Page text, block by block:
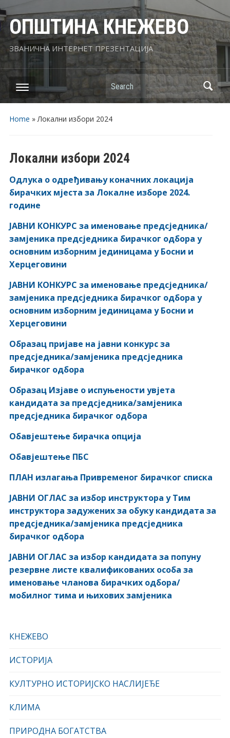
ОПШТИНА КНЕЖЕВО
ЗВАНИЧНА ИНТЕРНЕТ ПРЕЗЕНТАЦИЈА
Search
Home »Локални избори 2024
КНЕЖЕВО
ИСТОРИЈА
КУЛТУРНО ИСТОРИЈСКО НАСЛИЈЕЂЕ
КЛИМА
ПРИРОДНА БОГАТСТВА
Локални избори 2024
Одлука о одређивању коначних локација
бирачких мјеста за Локалне изборе 2024.
године
ЈАВНИ КОНКУРС за именовање предсједника/
замјеника предсједника бирачког одбора у
основним изборним јединицама у Босни и
Херцеговини
ЈАВНИ КОНКУРС за именовање предсједника/
замјеника предсједника бирачког одбора у
основним изборним јединицама у Босни и
Херцеговини
Образац пријаве на јавни конкурс за
предсједника/замјеника предсједника
бирачког одбора
Образац Изјаве о испуњености увјета
кандидата за предсједника/замјеника
предсједника бирачког одбора
Обавјештење бирачка опција
Обавјештење ПБС
ПЛАН излагања Привременог бирачког списка
ЈАВНИ ОГЛАС за избор инструктора у Тим
инструктора задужених за обуку кандидата за
предсједника/замјеника предсједника
бирачког одбора
ЈАВНИ ОГЛАС за избор кандидата за попуну
резервне листе квалификованих особа за
именовање чланова бирачких одбора/
мобилног тима и њихових замјеника